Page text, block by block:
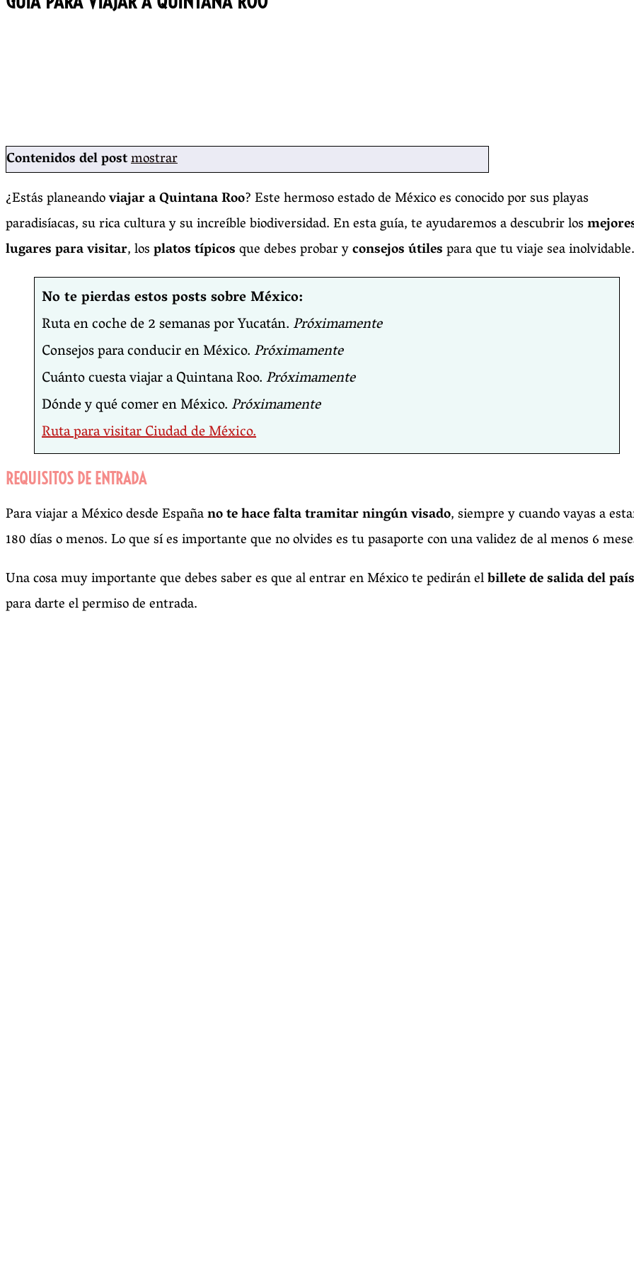
Contenidos del postmostrar
¿Estás planeandoviajar a Quintana Roo? Este hermoso estado de México es conocido por sus playas
paradisíacas, su rica cultura y su increíble biodiversidad. En esta guía, te ayudaremos a descubrir los
lugares para visitar, losplatos típicosque debes probar yconsejos útilespara que tu viaje sea inolvidable.
No te pierdas estos posts sobre México:
Ruta en coche de 2 semanas por Yucatán.Próximamente
Consejos para conducir en México.Próximamente
Cuánto cuesta viajar a Quintana Roo.Próximamente
Dónde y qué comer en México.Próximamente
Ruta para visitar Ciudad de México.
REQUISITOS DE ENTRADA
Para viajar a México desde Españano te hace falta tramitar ningún visado, siempre y cuando vayas a
180 días o menos. Lo que sí es importante que no olvides es tu pasaporte con una validez de al menos 6
Una cosa muy importante que debes saber es que al entrar en México te pedirán elbillete de salida del país
para darte el permiso de entrada.